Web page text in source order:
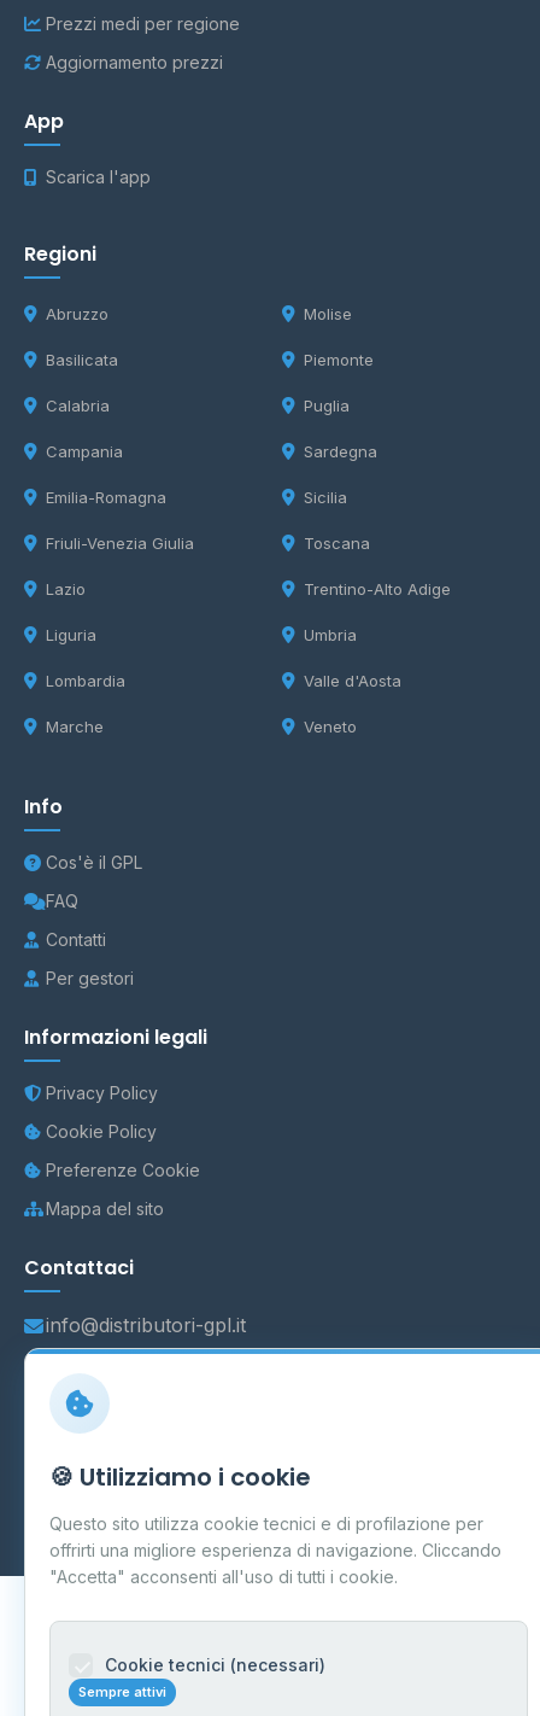
Prezzi medi per regione
Aggiornamento prezzi
App
Scarica l'app
Regioni
Abruzzo
Basilicata
Calabria
Campania
Emilia-Romagna
Friuli-Venezia Giulia
Lazio
Liguria
Lombardia
Marche
Molise
Piemonte
Puglia
Sardegna
Sicilia
Toscana
Trentino-Alto Adige
Umbria
Valle d'Aosta
Veneto
Info
Cos'è il GPL
FAQ
Contatti
Per gestori
Informazioni legali
Privacy Policy
Cookie Policy
Preferenze Cookie
Mappa del sito
Contattaci
info@distributori-gpl.it
Carpi P.IVA 03859300364
Dati forniti da Ministero delle Imprese e del Made in Italy
Aggiornamento quotidiano
🍪 Utilizziamo i cookie
Questo sito utilizza cookie tecnici e di profilazione per
offrirti una migliore esperienza di navigazione. Cliccando
"Accetta" acconsenti all'uso di tutti i cookie.
Cookie tecnici (necessari)
Sempre attivi